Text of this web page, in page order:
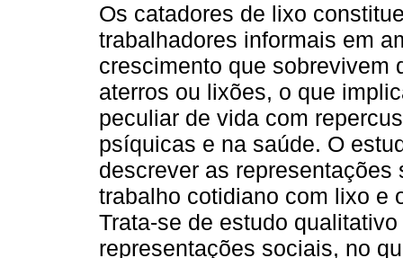
Os catadores de lixo
trabalhadores informais em
crescimento que sobrevivem
aterros ou lixões, o que
peculiar de vida com
psíquicas e na saúde. O
descrever as
trabalho cotidiano com lixo e
Trata-se de estudo
representações sociais, no